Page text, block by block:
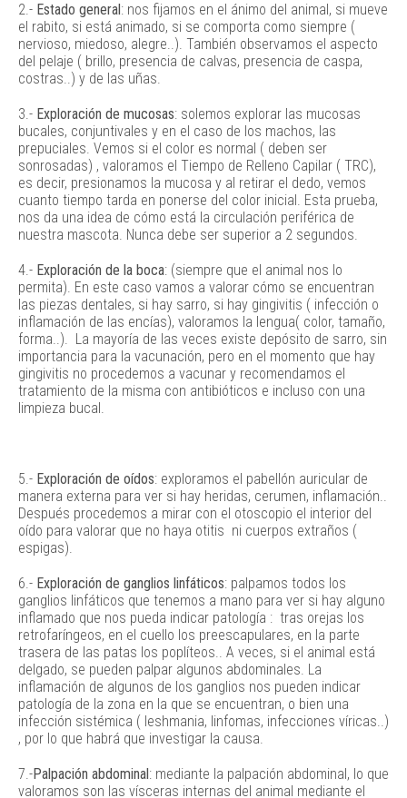
2.- Estado general: nos fijamos en el ánimo del animal, si mueve
el rabito, si está animado, si se comporta como siempre (
nervioso, miedoso, alegre..). También observamos el aspecto
del pelaje ( brillo, presencia de calvas, presencia de caspa,
costras..) y de las uñas.
3.- Exploración de mucosas: solemos explorar las mucosas
bucales, conjuntivales y en el caso de los machos, las
prepuciales. Vemos si el color es normal ( deben ser
sonrosadas) , valoramos el Tiempo de Relleno Capilar ( TRC),
es decir, presionamos la mucosa y al retirar el dedo, vemos
cuanto tiempo tarda en ponerse del color inicial. Esta prueba,
nos da una idea de cómo está la circulación periférica de
nuestra mascota. Nunca debe ser superior a 2 segundos.
4.- Exploración de la boca: (siempre que el animal nos lo
permita). En este caso vamos a valorar cómo se encuentran
las piezas dentales, si hay sarro, si hay gingivitis ( infección o
inflamación de las encías), valoramos la lengua( color, tamaño,
forma..). La mayoría de las veces existe depósito de sarro, sin
importancia para la vacunación, pero en el momento que hay
gingivitis no procedemos a vacunar y recomendamos el
tratamiento de la misma con antibióticos e incluso con una
limpieza bucal.
5.- Exploración de oídos: exploramos el pabellón auricular de
manera externa para ver si hay heridas, cerumen, inflamación..
Después procedemos a mirar con el otoscopio el interior del
oído para valorar que no haya otitis ni cuerpos extraños (
espigas).
6.- Exploración de ganglios linfáticos: palpamos todos los
ganglios linfáticos que tenemos a mano para ver si hay alguno
inflamado que nos pueda indicar patología : tras orejas los
retrofaríngeos, en el cuello los preescapulares, en la parte
trasera de las patas los poplíteos.. A veces, si el animal está
delgado, se pueden palpar algunos abdominales. La
inflamación de algunos de los ganglios nos pueden indicar
patología de la zona en la que se encuentran, o bien una
infección sistémica ( leshmania, linfomas, infecciones víricas..)
, por lo que habrá que investigar la causa.
7.-Palpación abdominal: mediante la palpación abdominal, lo que
valoramos son las vísceras internas del animal mediante el